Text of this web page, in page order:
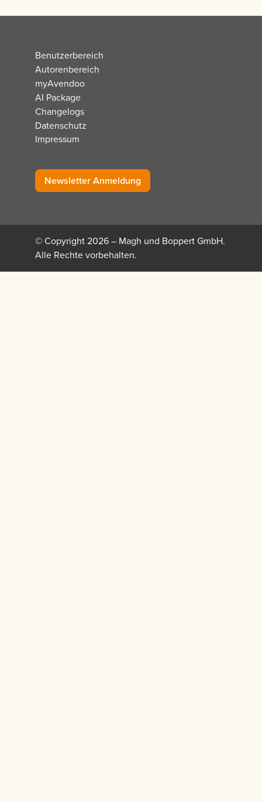
Benutzerbereich
Autorenbereich
myAvendoo
AI Package
Changelogs
Datenschutz
Impressum
Newsletter Anmeldung
© Copyright 2026 – Magh und Boppert GmbH.
Alle Rechte vorbehalten.